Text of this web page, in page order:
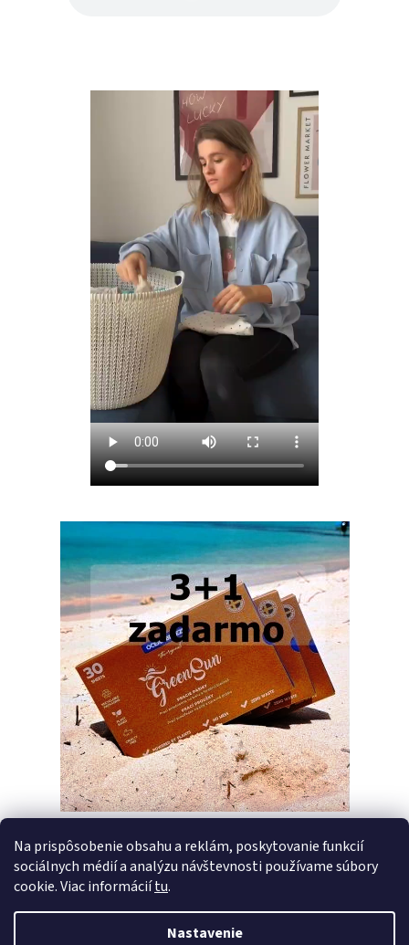
Na prispôsobenie obsahu a reklám, poskytovanie funkcií
sociálnych médií a analýzu návštevnosti používame súbory
cookie. Viac informáciítu.
Nastavenie
PREDCHÁDZAJÚCI ČLÁNOK